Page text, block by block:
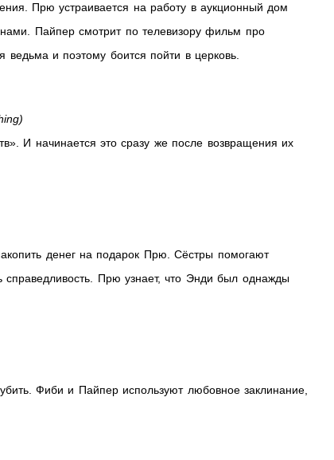
Прю устраивается на работу в аукционный дом
Пайпер смотрит по телевизору фильм про
ведьма и поэтому боится пойти в церковь.
И начинается это сразу же после возвращения их
денег на подарок Прю. Сёстры помогают
справедливость. Прю узнает, что Энди был однажды
Фиби и Пайпер используют любовное заклинание,